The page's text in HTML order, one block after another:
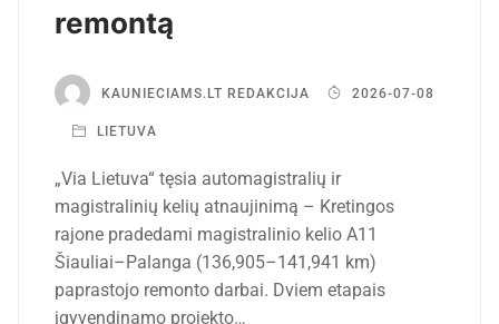
remontą
KAUNIECIAMS.LT REDAKCIJA 2026-07-08
LIETUVA
„Via Lietuva“ tęsia automagistralių ir
magistralinių kelių atnaujinimą – Kretingos
rajone pradedami magistralinio kelio A11
Šiauliai–Palanga (136,905–141,941 km)
paprastojo remonto darbai. Dviem etapais
įgyvendinamo projekto…